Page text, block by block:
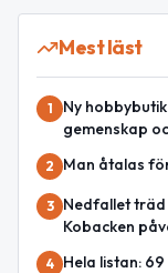
Mest läst
1
Ny
gemenskap
2 Man åtalas
3
Nedfallet träd
Kobacken
4
Hela listan: